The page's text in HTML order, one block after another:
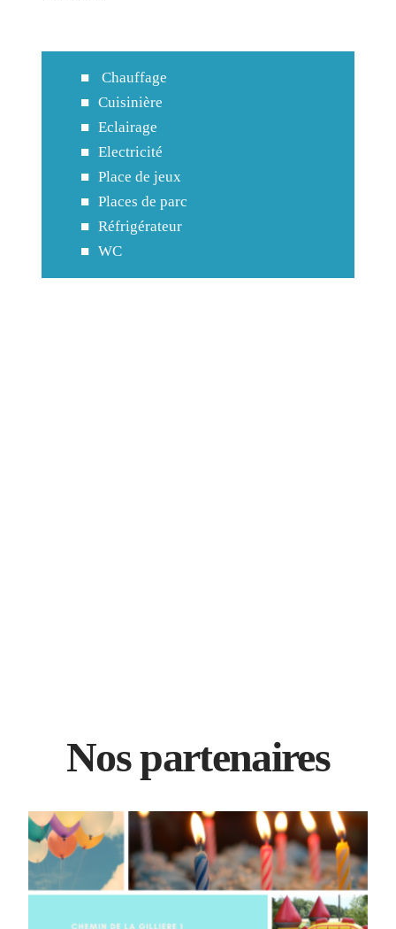
Chauffage
Cuisinière
Eclairage
Electricité
Place de jeux
Places de parc
Réfrigérateur
WC
Nos partenaires